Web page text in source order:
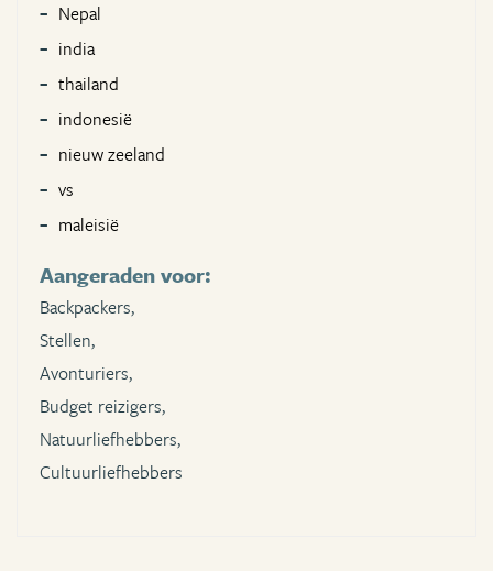
Nepal
india
thailand
indonesië
nieuw zeeland
vs
maleisië
Aangeraden voor:
Backpackers,
Stellen,
Avonturiers,
Budget reizigers,
Natuurliefhebbers,
Cultuurliefhebbers